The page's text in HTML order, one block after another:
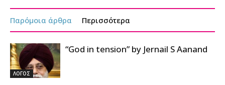
Παρόμοια άρθρα Περισσότερα
ΛΟΓΟΣ
“God in tension” by Jernail S Aanand